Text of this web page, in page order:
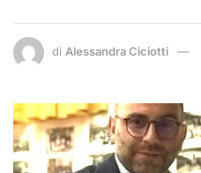
di Alessandra Ciciotti